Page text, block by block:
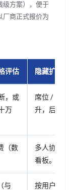
级方案），便于
厂商正式报价为
评估 隐藏扩容成
，或
万
席位 / 设备
升，后续维
（数
多人协同需
看板。
与
按用户与版